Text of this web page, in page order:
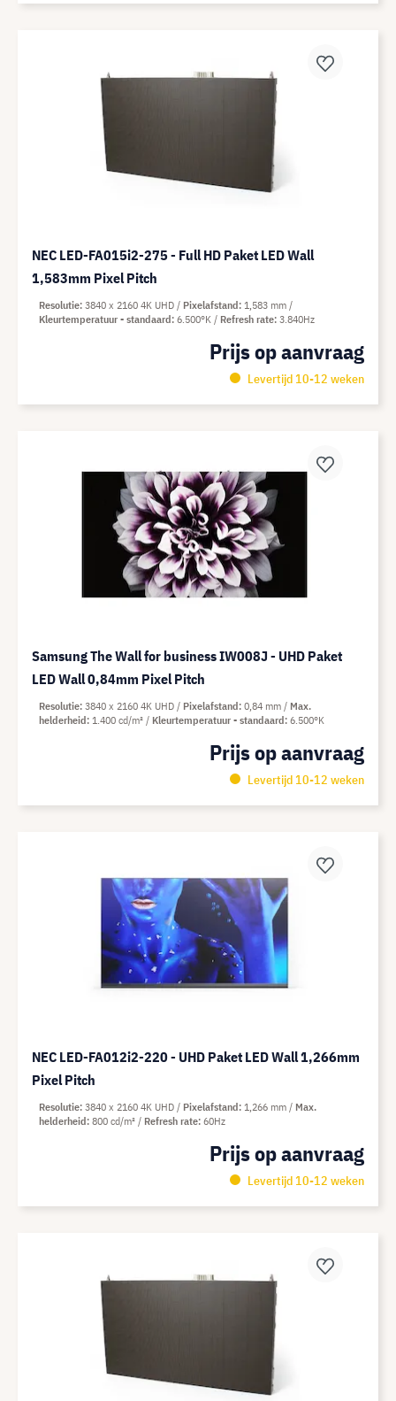
NEC LED-FA015i2-275 - Full HD Paket LED Wall
1,583mm Pixel Pitch
Prijs op aanvraag
Levertijd 10-12 weken
Resolutie 3840 x 2160 4K UHD Pixelafstand 1,583 mm
Kleurtemperatuur - standaard 6.500°K Refresh rate 3.840Hz
Samsung The Wall for business IW008J - UHD Paket
LED Wall 0,84mm Pixel Pitch
Prijs op aanvraag
Levertijd 10-12 weken
Resolutie 3840 x 2160 4K UHD Pixelafstand 0,84 mm
Max.
helderheid 1.400 cd/m² Kleurtemperatuur - standaard 6.500°K
NEC LED-FA012i2-220 - UHD Paket LED Wall 1,266mm
Pixel Pitch
Prijs op aanvraag
Levertijd 10-12 weken
Resolutie 3840 x 2160 4K UHD Pixelafstand 1,266 mm
Max.
helderheid 800 cd/m² Refresh rate 60Hz